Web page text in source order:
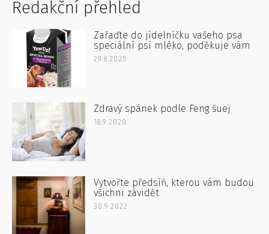
Redakční přehled
Zařaďte do jídelníčku vašeho psa
speciální psí mléko, poděkuje vám
29.8.2025
Zdravý spánek podle Feng šuej
18.9.2020
Vytvořte předsíň, kterou vám budou
všichni závidět
30.9.2022